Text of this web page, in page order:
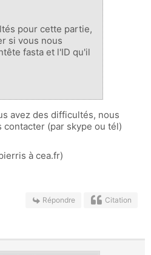
pour cette partie,
si vous nous
fasta et l'ID qu'il
avez des difficultés, nous
contacter (par skype ou tél)
à cea.fr)
Répondre Citation